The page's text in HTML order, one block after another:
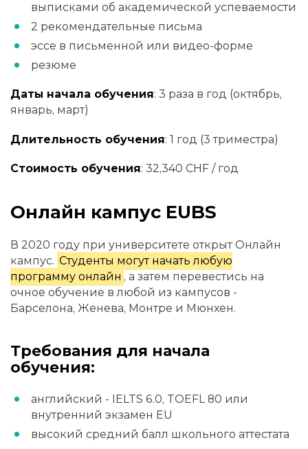
выписками об академической успеваемости
2 рекомендательные письма
эссе в письменной или видео-форме
резюме
Даты начала обучения: 3 раза в год (октябрь,
январь, март)
Длительность обучения: 1 год (3 триместра)
Стоимость обучения: 32,340 CHF / год
Онлайн кампус EUBS
В 2020 году при университете открыт Онлайн
кампус. Студенты могут начать любую
программу онлайн , а затем перевестись на
очное обучение в любой из кампусов -
Барселона, Женева, Монтре и Мюнхен.
Требования для начала
обучения:
английский - IELTS 6.0, TOEFL 80 или
внутренний экзамен EU
высокий средний балл школьного аттестата